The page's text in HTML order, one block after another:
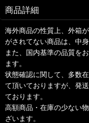
商品詳細
海外商品の性質上、外箱
がされてない商品は、中
また、国内基準の品質を
ます。
状態確認に関して、多数
て頂いておりますが、発
ております。
高額商品・在庫の少ない
ざいます。